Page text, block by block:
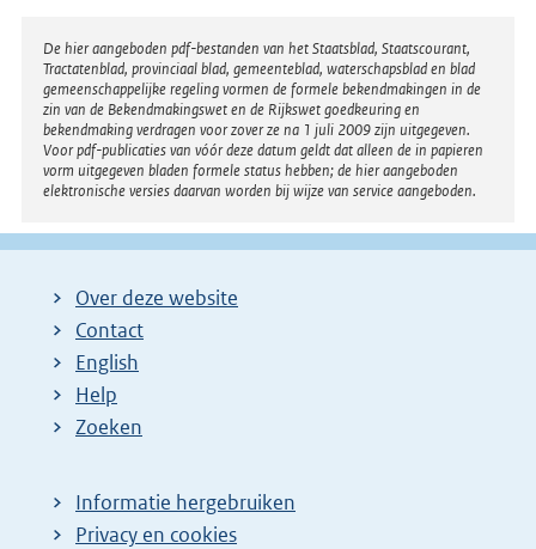
Disclaimer
De hier aangeboden pdf-bestanden van het Staatsblad, Staatscourant,
Tractatenblad, provinciaal blad, gemeenteblad, waterschapsblad en blad
gemeenschappelijke regeling vormen de formele bekendmakingen in de
zin van de Bekendmakingswet en de Rijkswet goedkeuring en
bekendmaking verdragen voor zover ze na 1 juli 2009 zijn uitgegeven.
Voor pdf-publicaties van vóór deze datum geldt dat alleen de in papieren
vorm uitgegeven bladen formele status hebben; de hier aangeboden
elektronische versies daarvan worden bij wijze van service aangeboden.
Over deze website
Contact
English
Help
Zoeken
Informatie hergebruiken
Privacy en cookies